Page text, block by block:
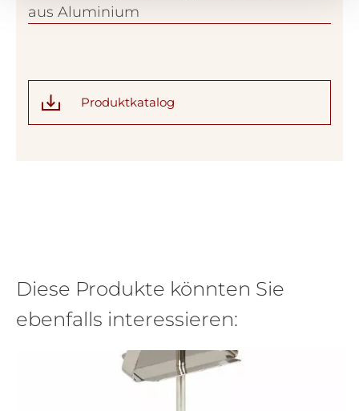
aus Aluminium
Produktkatalog
Diese Produkte könnten Sie
ebenfalls interessieren: